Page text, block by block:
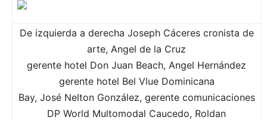
De izquierda a derecha Joseph Cáceres cronista de
arte, Angel de la Cruz
gerente hotel Don Juan Beach, Angel Hernández
gerente hotel Bel Vlue Dominicana
Bay, José Nelton González, gerente comunicaciones
DP World Multomodal Caucedo, Roldan